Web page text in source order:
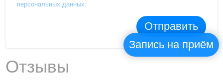
персональных данных
Отправить
Отзывы
Запись на приём